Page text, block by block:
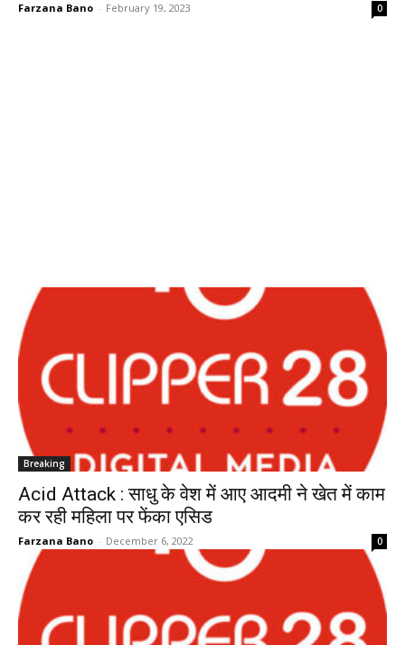
Farzana Bano - February 19, 2023 0
Breaking
Acid Attack : साधु के वेश में आए आदमी ने खेत में काम
कर रही महिला पर फेंका एसिड
Farzana Bano - December 6, 2022 0